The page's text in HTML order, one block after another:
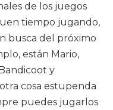
de los juegos
tiempo jugando,
busca del próximo
están Mario,
y
cosa estupenda
puedes jugarlos